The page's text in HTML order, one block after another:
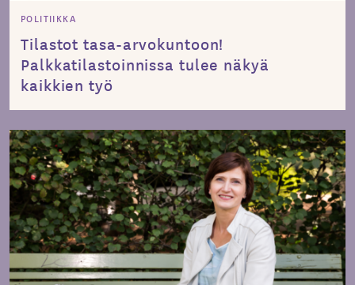
POLITIIKKA
Tilastot tasa-arvokuntoon!
Palkkatilastoinnissa tulee näkyä
kaikkien työ